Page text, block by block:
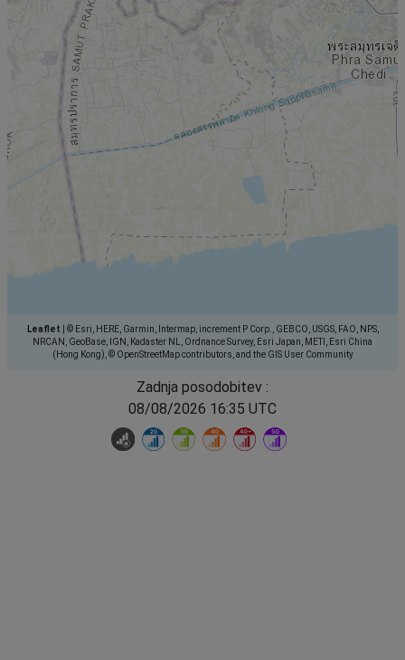
Leaflet
© Esri, HERE, Garmin, Intermap, increment P Corp., GEBCO, USGS, FAO, NPS,
NRCAN, GeoBase, IGN, Kadaster NL, Ordnance Survey, Esri Japan, METI, Esri China
(Hong Kong), © OpenStreetMap contributors, and the GIS User Community
Zadnja posodobitev :
08/08/2026 16:35 UTC